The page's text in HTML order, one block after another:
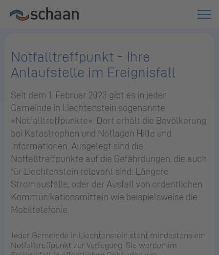
Notfalltreffpunkt - Ihre
Anlaufstelle im Ereignisfall
Seit dem 1. Februar 2023 gibt es in jeder
Gemeinde in Liechtenstein sogenannte
«Notfalltreffpunkte». Dort erhält die Bevölkerung
bei Katastrophen und Notlagen Hilfe und
Informationen. Ausgelegt sind die
Notfalltreffpunkte auf die Gefährdungen, die auch
für Liechtenstein relevant sind: Längere
Stromausfälle, oder der Ausfall von ordentlichen
Kommunikationsmitteln wie beispielsweise die
Mobiltelefonie.
Jeder Gemeinde in Liechtenstein steht mindestens ein
Notfalltreffpunkt zur Verfügung. Sie werden im